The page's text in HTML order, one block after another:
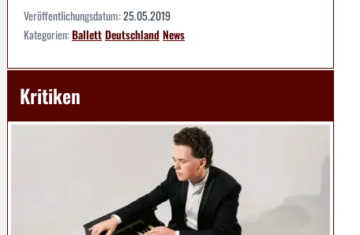
Veröffentlichungsdatum:25.05.2019
Kategorien:BallettDeutschlandNews
Kritiken